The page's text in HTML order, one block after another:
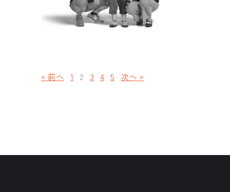
« 前へ 1 2 3 4 5 次へ »